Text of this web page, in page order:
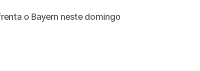
o Bayern neste domingo